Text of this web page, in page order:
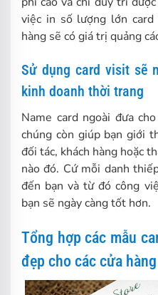
việc in số lượng lớn
hàng sẽ có giá trị quảng
Sử dụng card visit sẽ
kinh doanh thời trang
Name card ngoài đưa
chúng còn giúp bạn giới
đối tác, khách hàng hoặc
nào đó. Cứ mỗi danh
đến bạn và từ đó công
bạn sẽ ngày càng tốt hơn.
Tổng hợp các mẫu
đẹp cho các cửa hàng